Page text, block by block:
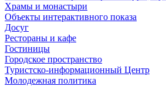
Храмы и монастыри
Объекты интерактивного показа
Досуг
Рестораны и кафе
Гостиницы
Городское пространство
Туристско-информационный Центр
Молодежная политика